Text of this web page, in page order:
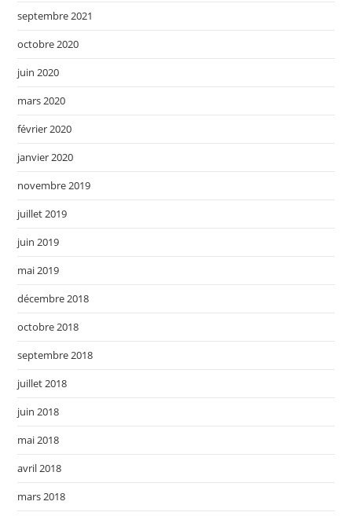
septembre 2021
octobre 2020
juin 2020
mars 2020
février 2020
janvier 2020
novembre 2019
juillet 2019
juin 2019
mai 2019
décembre 2018
octobre 2018
septembre 2018
juillet 2018
juin 2018
mai 2018
avril 2018
mars 2018